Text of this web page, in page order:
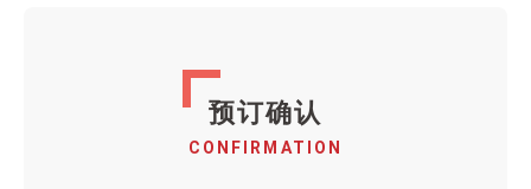
预订确认
CONFIRMATION